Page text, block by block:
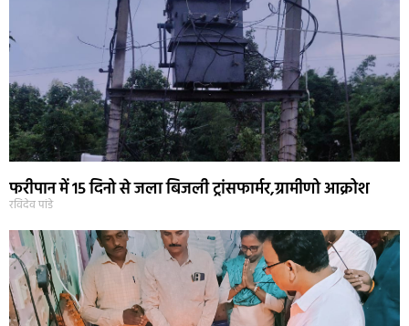
फरीपान में 15 दिनो से जला बिजली ट्रांसफार्मर,ग्रामीणो आक्रोश
रविदेव पांडे